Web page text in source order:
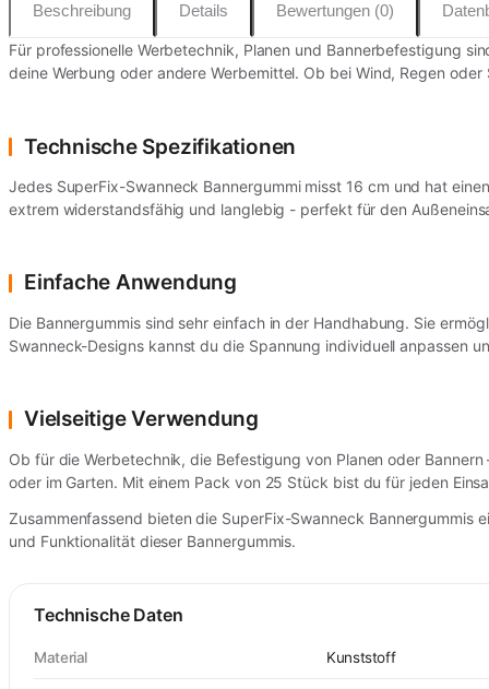
Beschreibung Details Bewertungen (0)
Für professionelle Werbetechnik, Planen und Bannerbefestigung
deine Werbung oder andere Werbemittel. Ob bei Wind, Regen
Technische Spezifikationen
Jedes SuperFix-Swanneck Bannergummi misst 16 cm und hat
extrem widerstandsfähig und langlebig - perfekt für den
Einfache Anwendung
Die Bannergummis sind sehr einfach in der Handhabung. Sie
Swanneck-Designs kannst du die Spannung individuell anpassen
Vielseitige Verwendung
Ob für die Werbetechnik, die Befestigung von Planen oder
oder im Garten. Mit einem Pack von 25 Stück bist du für jeden
Zusammenfassend bieten die SuperFix-Swanneck
und Funktionalität dieser Bannergummis.
Technische Daten
Material Kunststoff